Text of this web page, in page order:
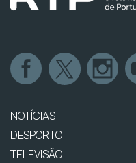
NOTÍCIAS
DESPORTO
TELEVISÃO